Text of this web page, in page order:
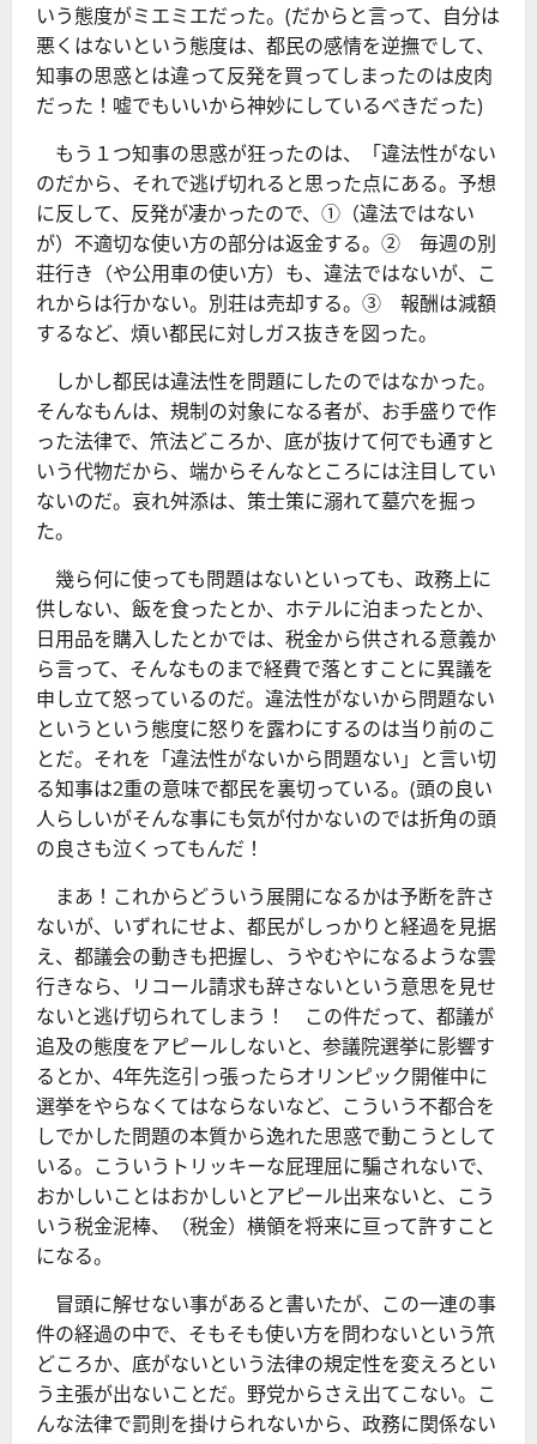
いう態度がミエミエだった。(だからと言って、自分は
悪くはないという態度は、都民の感情を逆撫でして、
知事の思惑とは違って反発を買ってしまったのは皮肉
だった！嘘でもいいから神妙にしているべきだった)
もう１つ知事の思惑が狂ったのは、「違法性がない
のだから、それで逃げ切れると思った点にある。予想
に反して、反発が凄かったので、①（違法ではない
が）不適切な使い方の部分は返金する。② 毎週の別
荘行き（や公用車の使い方）も、違法ではないが、こ
れからは行かない。別荘は売却する。③ 報酬は減額
するなど、煩い都民に対しガス抜きを図った。
しかし都民は違法性を問題にしたのではなかった。
そんなもんは、規制の対象になる者が、お手盛りで作
った法律で、笊法どころか、底が抜けて何でも通すと
いう代物だから、端からそんなところには注目してい
ないのだ。哀れ舛添は、策士策に溺れて墓穴を掘っ
た。
幾ら何に使っても問題はないといっても、政務上に
供しない、飯を食ったとか、ホテルに泊まったとか、
日用品を購入したとかでは、税金から供される意義か
ら言って、そんなものまで経費で落とすことに異議を
申し立て怒っているのだ。違法性がないから問題ない
というという態度に怒りを露わにするのは当り前のこ
とだ。それを「違法性がないから問題ない」と言い切
る知事は2重の意味で都民を裏切っている。(頭の良い
人らしいがそんな事にも気が付かないのでは折角の頭
の良さも泣くってもんだ！
まあ！これからどういう展開になるかは予断を許さ
ないが、いずれにせよ、都民がしっかりと経過を見据
え、都議会の動きも把握し、うやむやになるような雲
行きなら、リコール請求も辞さないという意思を見せ
ないと逃げ切られてしまう！ この件だって、都議が
追及の態度をアピールしないと、参議院選挙に影響す
るとか、4年先迄引っ張ったらオリンピック開催中に
選挙をやらなくてはならないなど、こういう不都合を
しでかした問題の本質から逸れた思惑で動こうとして
いる。こういうトリッキーな屁理屈に騙されないで、
おかしいことはおかしいとアピール出来ないと、こう
いう税金泥棒、（税金）横領を将来に亘って許すこと
になる。
冒頭に解せない事があると書いたが、この一連の事
件の経過の中で、そもそも使い方を問わないという笊
どころか、底がないという法律の規定性を変えろとい
う主張が出ないことだ。野党からさえ出てこない。こ
んな法律で罰則を掛けられないから、政務に関係ない